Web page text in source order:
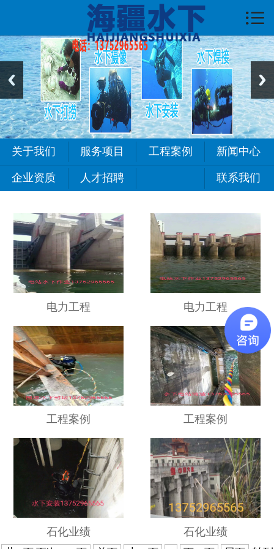
首页
关于我们
服务项目
新闻中心
工程案例
常见问题
联系我们

关于我们 服务项目 工程案例 新闻中心
企业资质 人才招聘 联系我们
电力工程 电力工程
工程案例 工程案例
石化业绩 石化业绩